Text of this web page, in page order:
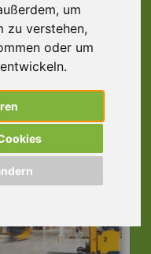
um
zu verstehen,
oder um
Würzburg